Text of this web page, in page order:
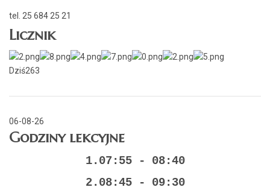
tel. 25 684 25 21
Licznik
Dziś263
06-08-26
Godziny lekcyjne
1.07:55 - 08:40
2.08:45 - 09:30